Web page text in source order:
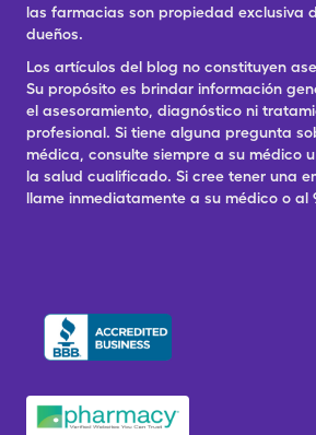
las farmacias son propiedad exclusiva
dueños.
Los artículos del blog no constituyen
Su propósito es brindar información
el asesoramiento, diagnóstico ni
profesional. Si tiene alguna pregunta
médica, consulte siempre a su médico
la salud cualificado. Si cree tener una
llame inmediatamente a su médico o al